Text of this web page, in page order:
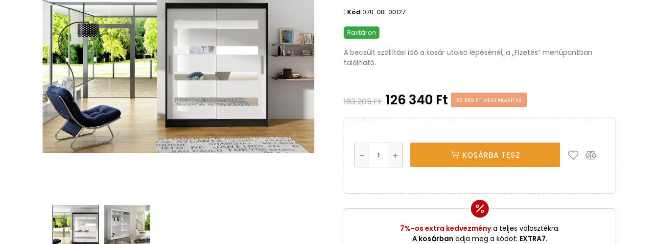
Kód 070-08-00127
Raktáron
A becsült szállítási idő a kosár utolsó lépésénél, a „Fizetés“ menüpontban
található.
163 205 Ft 126 340 Ft 36 865 FT MEGTAKARÍTÁS
KOSÁRBA TESZ
7%-os extra kedvezménya teljes választékra.
A kosárban adja meg a kódot: EXTRA7.